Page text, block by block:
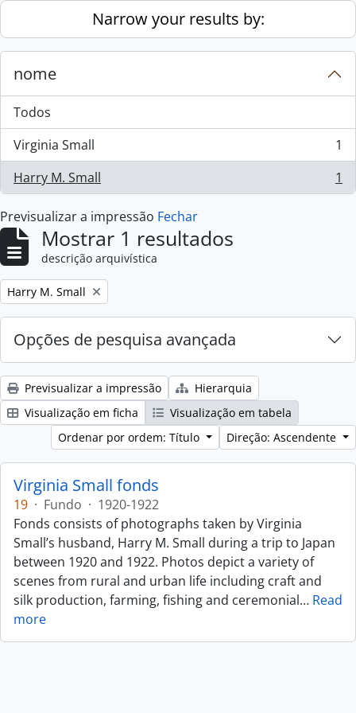
Skip to main contentNarrow your results by:
nome
Todos
Virginia Small
, 1 resultados
1
Harry M. Small
, 1 resultados 1
Previsualizar a impressão Fechar
Mostrar 1 resultados
descrição arquivística
Remove filter:
Harry M. Small
Opções de pesquisa avançada
Previsualizar a impressão
Hierarquia
Visualização em ficha
Visualização em tabela
Ordenar por ordem: Título
Direção: Ascendente
Virginia Small fonds
19 · Fundo · 1920-1922
Fonds consists of photographs taken by Virginia
Small’s husband, Harry M. Small during a trip to Japan
between 1920 and 1922. Photos depict a variety of
scenes from rural and urban life including craft and
silk production, farming, fishing and ceremonial… Read
more